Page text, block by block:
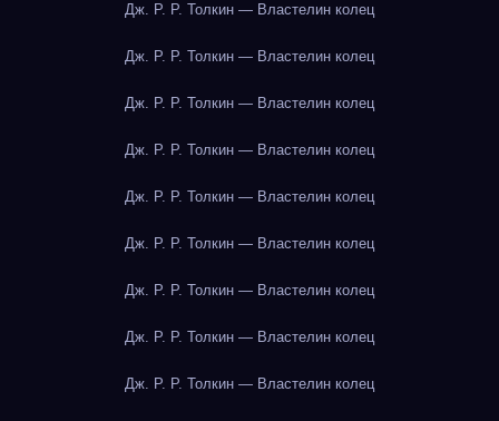
Дж. Р. Р. Толкин — Властелин колец
Дж. Р. Р. Толкин — Властелин колец
Дж. Р. Р. Толкин — Властелин колец
Дж. Р. Р. Толкин — Властелин колец
Дж. Р. Р. Толкин — Властелин колец
Дж. Р. Р. Толкин — Властелин колец
Дж. Р. Р. Толкин — Властелин колец
Дж. Р. Р. Толкин — Властелин колец
Дж. Р. Р. Толкин — Властелин колец